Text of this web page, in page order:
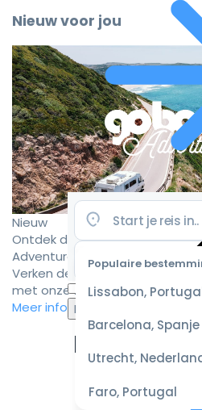
Populaire
Lissabon,
Barcelona, Spanje
Utrecht,
Faro, Portugal
voor
beste
Nieuw voor jou
Nieuw
Ontdek de mooiste
Adventures
Verken de mooiste
met onze zorgvuldig
Meer informatie
Ervaar de